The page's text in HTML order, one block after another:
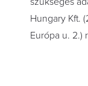
Hungary Kft.
Európa u. 2.)